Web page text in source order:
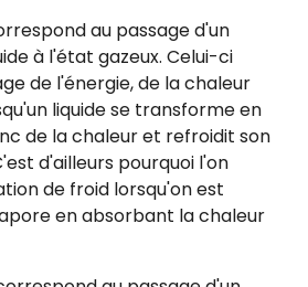
au passage d'un
à l'état gazeux. Celui-ci
de l'énergie, de la chaleur
liquide se transforme en
de la chaleur et refroidit son
d'ailleurs pourquoi l'on
de froid lorsqu'on est
en absorbant la chaleur